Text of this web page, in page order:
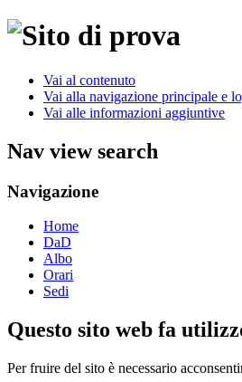
Vai al contenuto
Vai alla navigazione principale e
Vai alle informazioni aggiuntive
Nav view search
Navigazione
Home
DaD
Albo
Orari
Sedi
Questo sito web fa
Per fruire del sito è necessario